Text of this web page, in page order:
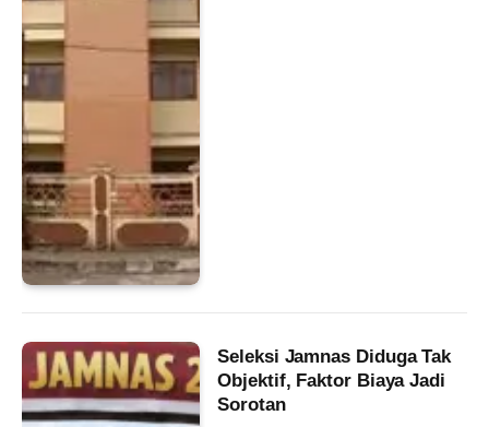
Seleksi Jamnas Diduga Tak
Objektif, Faktor Biaya Jadi
Sorotan